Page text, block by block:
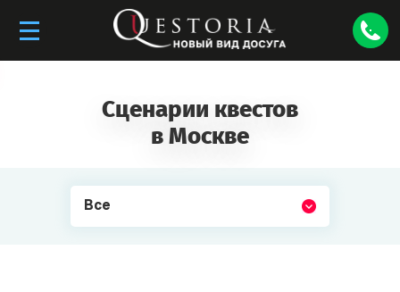
Сценарии квестов
в Москве
Все